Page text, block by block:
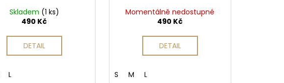
Skladem (1 ks)
490 Kč
DETAIL
L
Momentálně nedostupné
490 Kč
DETAIL
S M L